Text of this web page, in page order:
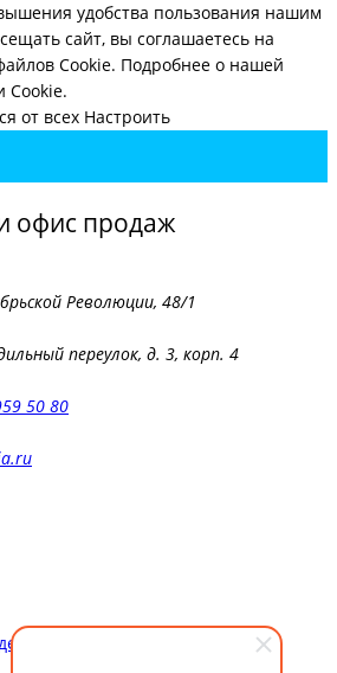
удобства пользования нашим
сайт, вы соглашаетесь на
Cookie. Подробнее о нашей
Cookie.
от всех Настроить
офис продаж
Революции, 48/1
переулок, д. 3, корп. 4
50 80